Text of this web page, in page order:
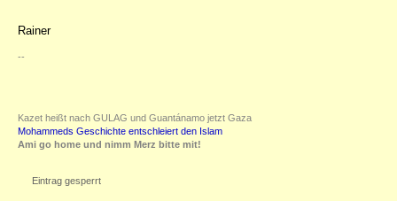
Rainer
--
Kazet heißt nach GULAG und Guantánamo jetzt Gaza
Mohammeds Geschichte entschleiert den Islam
Ami go home und nimm Merz bitte mit!
Eintrag gesperrt